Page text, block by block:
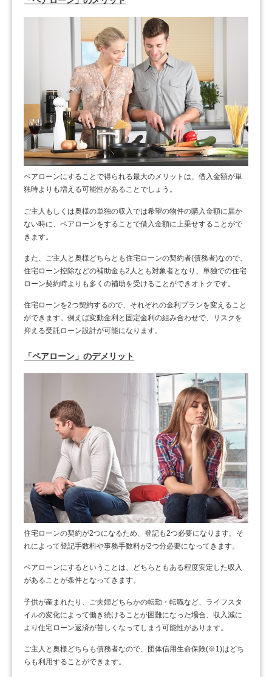
ペアローンにすることで得られる最大のメリットは、借入金額が単
独時よりも増える可能性があることでしょう。
ご主人もしくは奥様の単独の収入では希望の物件の購入金額に届か
ない時に、ペアローンをすることで借入金額に上乗せすることがで
きます。
また、ご主人と奥様どちらとも住宅ローンの契約者(債務者)なので、
住宅ローン控除などの補助金も2人とも対象者となり、単独での住宅
ローン契約時よりも多くの補助を受けることができオトクです。
住宅ローンを2つ契約するので、それぞれの金利プランを変えること
ができます。例えば変動金利と固定金利の組み合わせで、リスクを
抑える受託ローン設計が可能になります。
「ペアローン」のデメリット
住宅ローンの契約が2つになるため、登記も2つ必要になります。そ
れによって登記手数料や事務手数料が2つ分必要になってきます。
ペアローンにするということは、どちらともある程度安定した収入
があることが条件となってきます。
子供が産まれたり、ご夫婦どちらかの転勤・転職など、ライフスタ
イルの変化によって働き続けることが困難になった場合、収入減に
より住宅ローン返済が苦しくなってしまう可能性があります。
ご主人と奥様どちらも債務者なので、団体信用生命保険(※1)はどち
らも利用することができます。